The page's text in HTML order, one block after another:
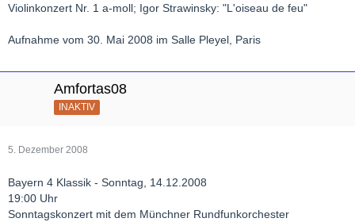
Violinkonzert Nr. 1 a-moll; Igor Strawinsky: "L'oiseau de feu"
Aufnahme vom 30. Mai 2008 im Salle Pleyel, Paris
Amfortas08
INAKTIV
5. Dezember 2008
Bayern 4 Klassik - Sonntag, 14.12.2008
19:00 Uhr
Sonntagskonzert mit dem Münchner Rundfunkorchester